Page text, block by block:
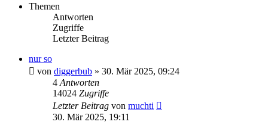
Themen
Antworten
Zugriffe
Letzter Beitrag
nur so
von diggerbub » 30. Mär 2025, 09:24
4 Antworten
14024 Zugriffe
Letzter Beitrag von muchti
30. Mär 2025, 19:11